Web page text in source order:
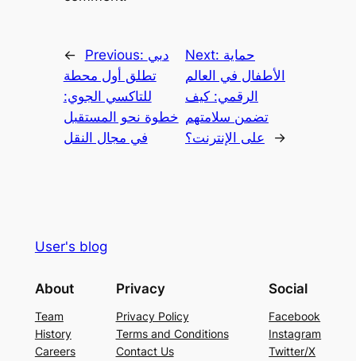
← Previous: دبي
تطلق أول محطة
للتاكسي الجوي:
خطوة نحو المستقبل
في مجال النقل
Next: حماية
الأطفال في العالم
الرقمي: كيف
تضمن سلامتهم
على الإنترنت؟
→
User's blog
About
Team
History
Careers
Privacy
Privacy Policy
Terms and Conditions
Contact Us
Social
Facebook
Instagram
Twitter/X